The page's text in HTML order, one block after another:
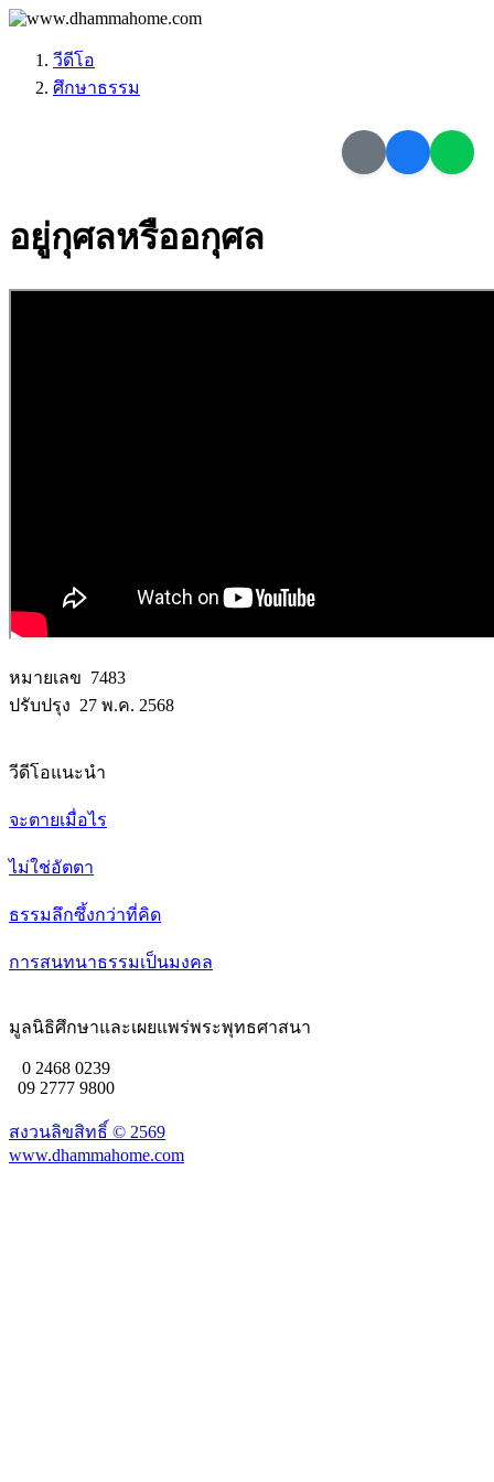
วีดีโอ
ศึกษา​ธรรม
อยู่กุศลหรืออกุศล
หมายเลข 7483
ปรับปรุง 27 พ.ค. 2568
วีดีโอแนะนำ
จะตายเมื่อไร
ไม่ใช่อัตตา
ธรรมลึกซึ้งกว่าที่คิด
การสนทนาธรรมเป็นมงคล
มูลนิธิศึกษาและเผยแพร่พระพุทธศาสนา
0 2468 0239
09 2777 9800
สงวนลิขสิทธิ์ © 2569
www.dhammahome.com